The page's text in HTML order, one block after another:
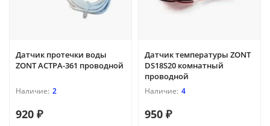
Датчик протечки воды
ZONT АСТРА-361 проводной
2
920 ₽
Датчик температуры ZONT
DS18S20 комнатный
проводной
4
950 ₽